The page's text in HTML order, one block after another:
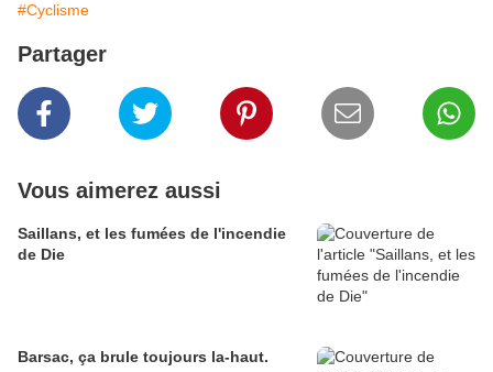
#Cyclisme
Partager
Vous aimerez aussi
Saillans, et les fumées de l'incendie
de Die
Barsac, ça brule toujours la-haut.